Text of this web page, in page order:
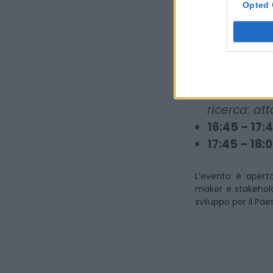
Opted
15:00 –
15:15 –
ricerca:
16:45 –
17:45 –
L’evento è
maker e
sviluppo per il